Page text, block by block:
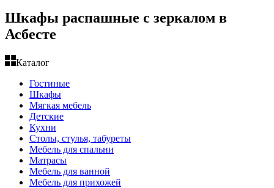
Шкафы распашные с зеркалом в
Асбесте
Каталог
Гостиные
Шкафы
Мягкая мебель
Детские
Кухни
Столы, стулья, табуреты
Мебель для спальни
Матрасы
Мебель для ванной
Мебель для прихожей